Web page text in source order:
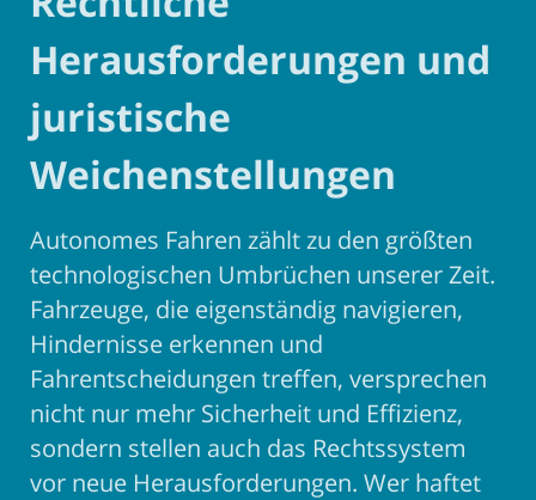
Herausforderungen und
juristische
Weichenstellungen
Autonomes Fahren zählt zu den größten
technologischen Umbrüchen unserer Zeit.
Fahrzeuge, die eigenständig navigieren,
Hindernisse erkennen und
Fahrentscheidungen treffen, versprechen
nicht nur mehr Sicherheit und Effizienz,
sondern stellen auch das Rechtssystem
vor neue Herausforderungen. Wer haftet